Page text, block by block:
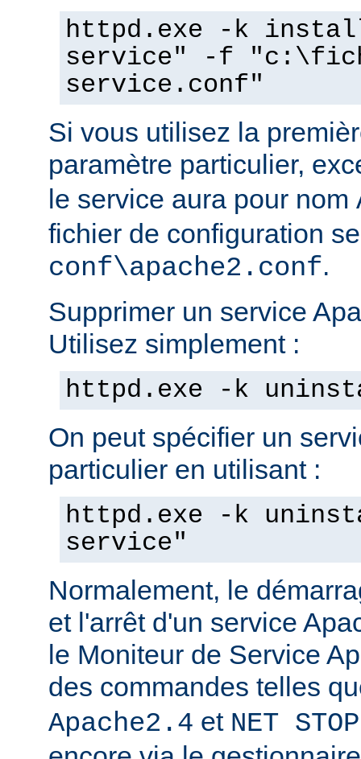
httpd.exe -k
service" -f
service.conf"
Si vous utilisez la
paramètre particulier,
le service aura pour nom
fichier de configuration
conf\apache2.conf.
Supprimer un service
Utilisez simplement :
httpd.exe -k
On peut spécifier un
particulier en utilisant :
httpd.exe -k
service"
Normalement, le
et l'arrêt d'un service
le Moniteur de Service
des commandes telles
Apache2.4 et NET